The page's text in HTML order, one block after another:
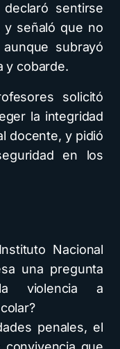
sentirse
y señaló que no
subrayó
y cobarde.
solicitó
la integridad
docente, y pidió
en los
Nacional
una pregunta
violencia a
penales, el